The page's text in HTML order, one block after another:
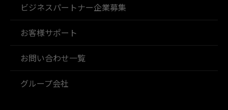
ビジネスパートナー企業募集
お客様サポート
お問い合わせ一覧
グループ会社